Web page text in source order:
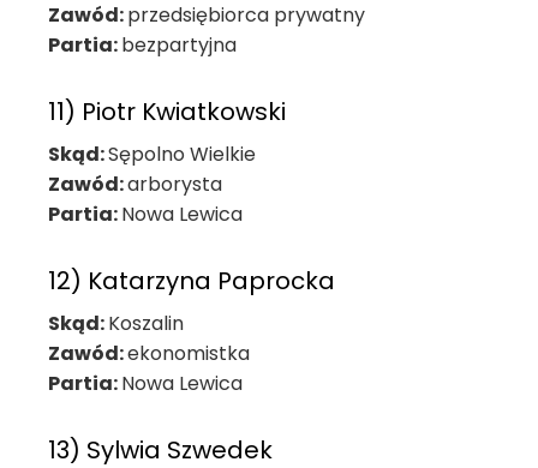
Zawód:przedsiębiorca prywatny
Partia:bezpartyjna
11) Piotr Kwiatkowski
Skąd:Sępolno Wielkie
Zawód:arborysta
Partia:Nowa Lewica
12) Katarzyna Paprocka
Skąd:Koszalin
Zawód:ekonomistka
Partia:Nowa Lewica
13) Sylwia Szwedek